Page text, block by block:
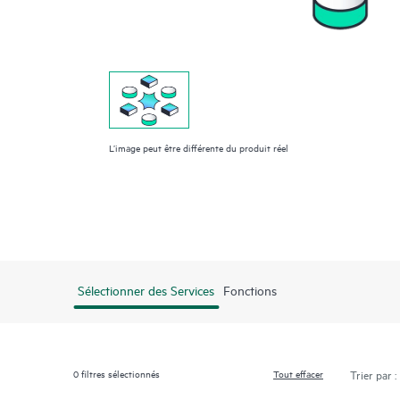
L’image peut être différente du produit réel
Sélectionner des Services Fonctions
0filtres sélectionnés Tout effacer Trier par :